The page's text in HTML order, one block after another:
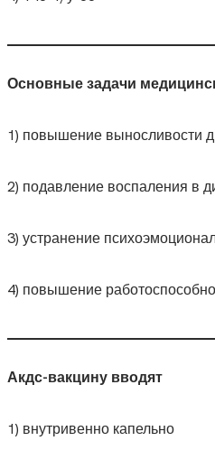
Основные задачи
1) повышение выносливости
2) подавление воспаления в
3) устранение
4) повышение
Акдс-вакцину вводят
1) внутривенно капельно